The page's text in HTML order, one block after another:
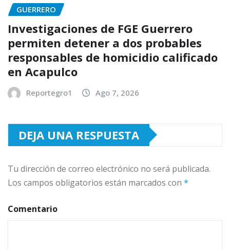
GUERRERO
Investigaciones de FGE Guerrero
permiten detener a dos probables
responsables de homicidio calificado
en Acapulco
Reportegro1 Ago 7, 2026
DEJA UNA RESPUESTA
Tu dirección de correo electrónico no será publicada.
Los campos obligatorios están marcados con *
Comentario